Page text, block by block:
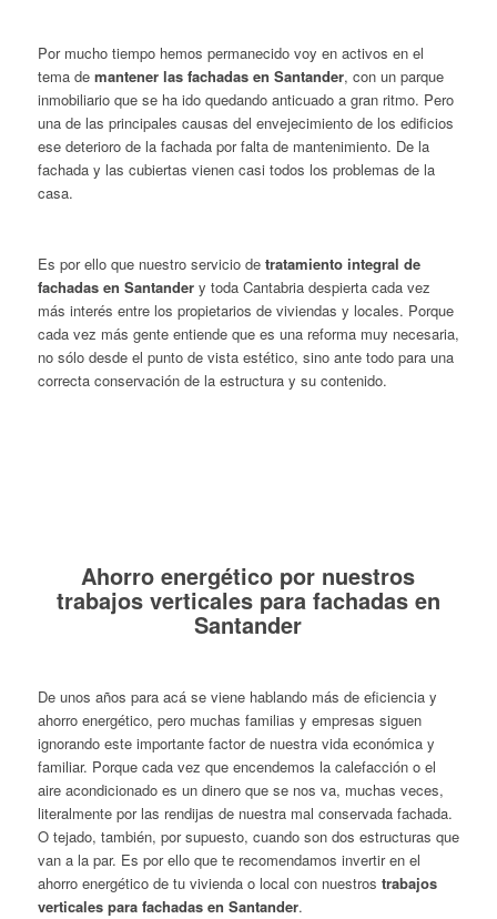
Por mucho tiempo hemos permanecido voy en activos en el
tema de mantener las fachadas en Santander, con un parque
inmobiliario que se ha ido quedando anticuado a gran ritmo. Pero
una de las principales causas del envejecimiento de los edificios
ese deterioro de la fachada por falta de mantenimiento. De la
fachada y las cubiertas vienen casi todos los problemas de la
casa.
Es por ello que nuestro servicio de tratamiento integral de
fachadas en Santandery toda Cantabria despierta cada vez
más interés entre los propietarios de viviendas y locales. Porque
cada vez más gente entiende que es una reforma muy necesaria,
no sólo desde el punto de vista estético, sino ante todo para una
correcta conservación de la estructura y su contenido.
Ahorro energético por nuestros
trabajos verticales para fachadas en
Santander
De unos años para acá se viene hablando más de eficiencia y
ahorro energético, pero muchas familias y empresas siguen
ignorando este importante factor de nuestra vida económica y
familiar. Porque cada vez que encendemos la calefacción o el
aire acondicionado es un dinero que se nos va, muchas veces,
literalmente por las rendijas de nuestra mal conservada fachada.
O tejado, también, por supuesto, cuando son dos estructuras que
van a la par. Es por ello que te recomendamos invertir en el
ahorro energético de tu vivienda o local con nuestros trabajos
verticales para fachadas en Santander.